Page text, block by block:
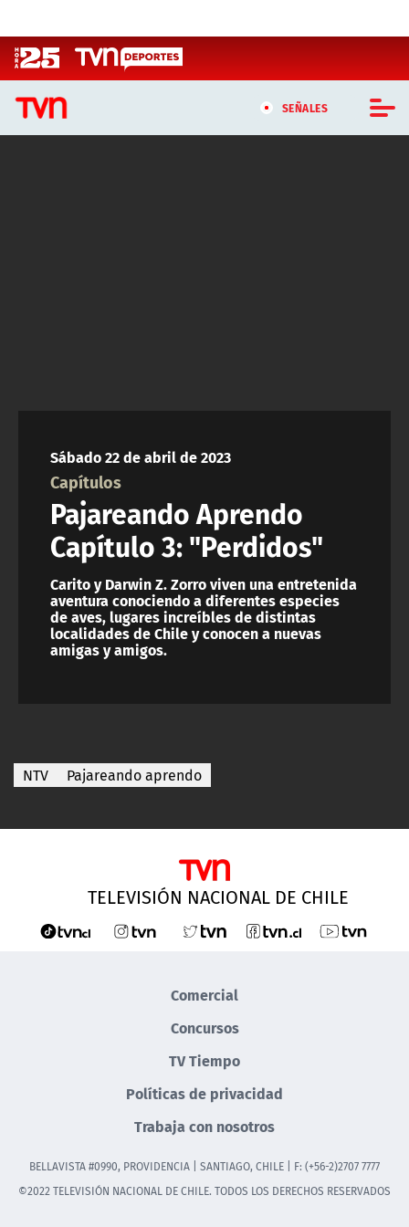
SEÑALES
ACTUALIDAD Y TENDENCIAS
CORPORATIVO Y TRANSPARENCIA
CANAL DE DENUNCIAS
ÁREA DE PROYECTOS
Sábado 22 de abril de 2023
Capítulos
Pajareando Aprendo
Capítulo 3: "Perdidos"
Carito y Darwin Z. Zorro viven una entretenida
aventura conociendo a diferentes especies
de aves, lugares increíbles de distintas
localidades de Chile y conocen a nuevas
amigas y amigos.
NTV Pajareando aprendo
TELEVISIÓN NACIONAL DE CHILE
Comercial
Concursos
TV Tiempo
Políticas de privacidad
Trabaja con nosotros
BELLAVISTA #0990, PROVIDENCIA | SANTIAGO, CHILE | F: (+56-2)2707 7777
©2022 TELEVISIÓN NACIONAL DE CHILE. TODOS LOS DERECHOS RESERVADOS